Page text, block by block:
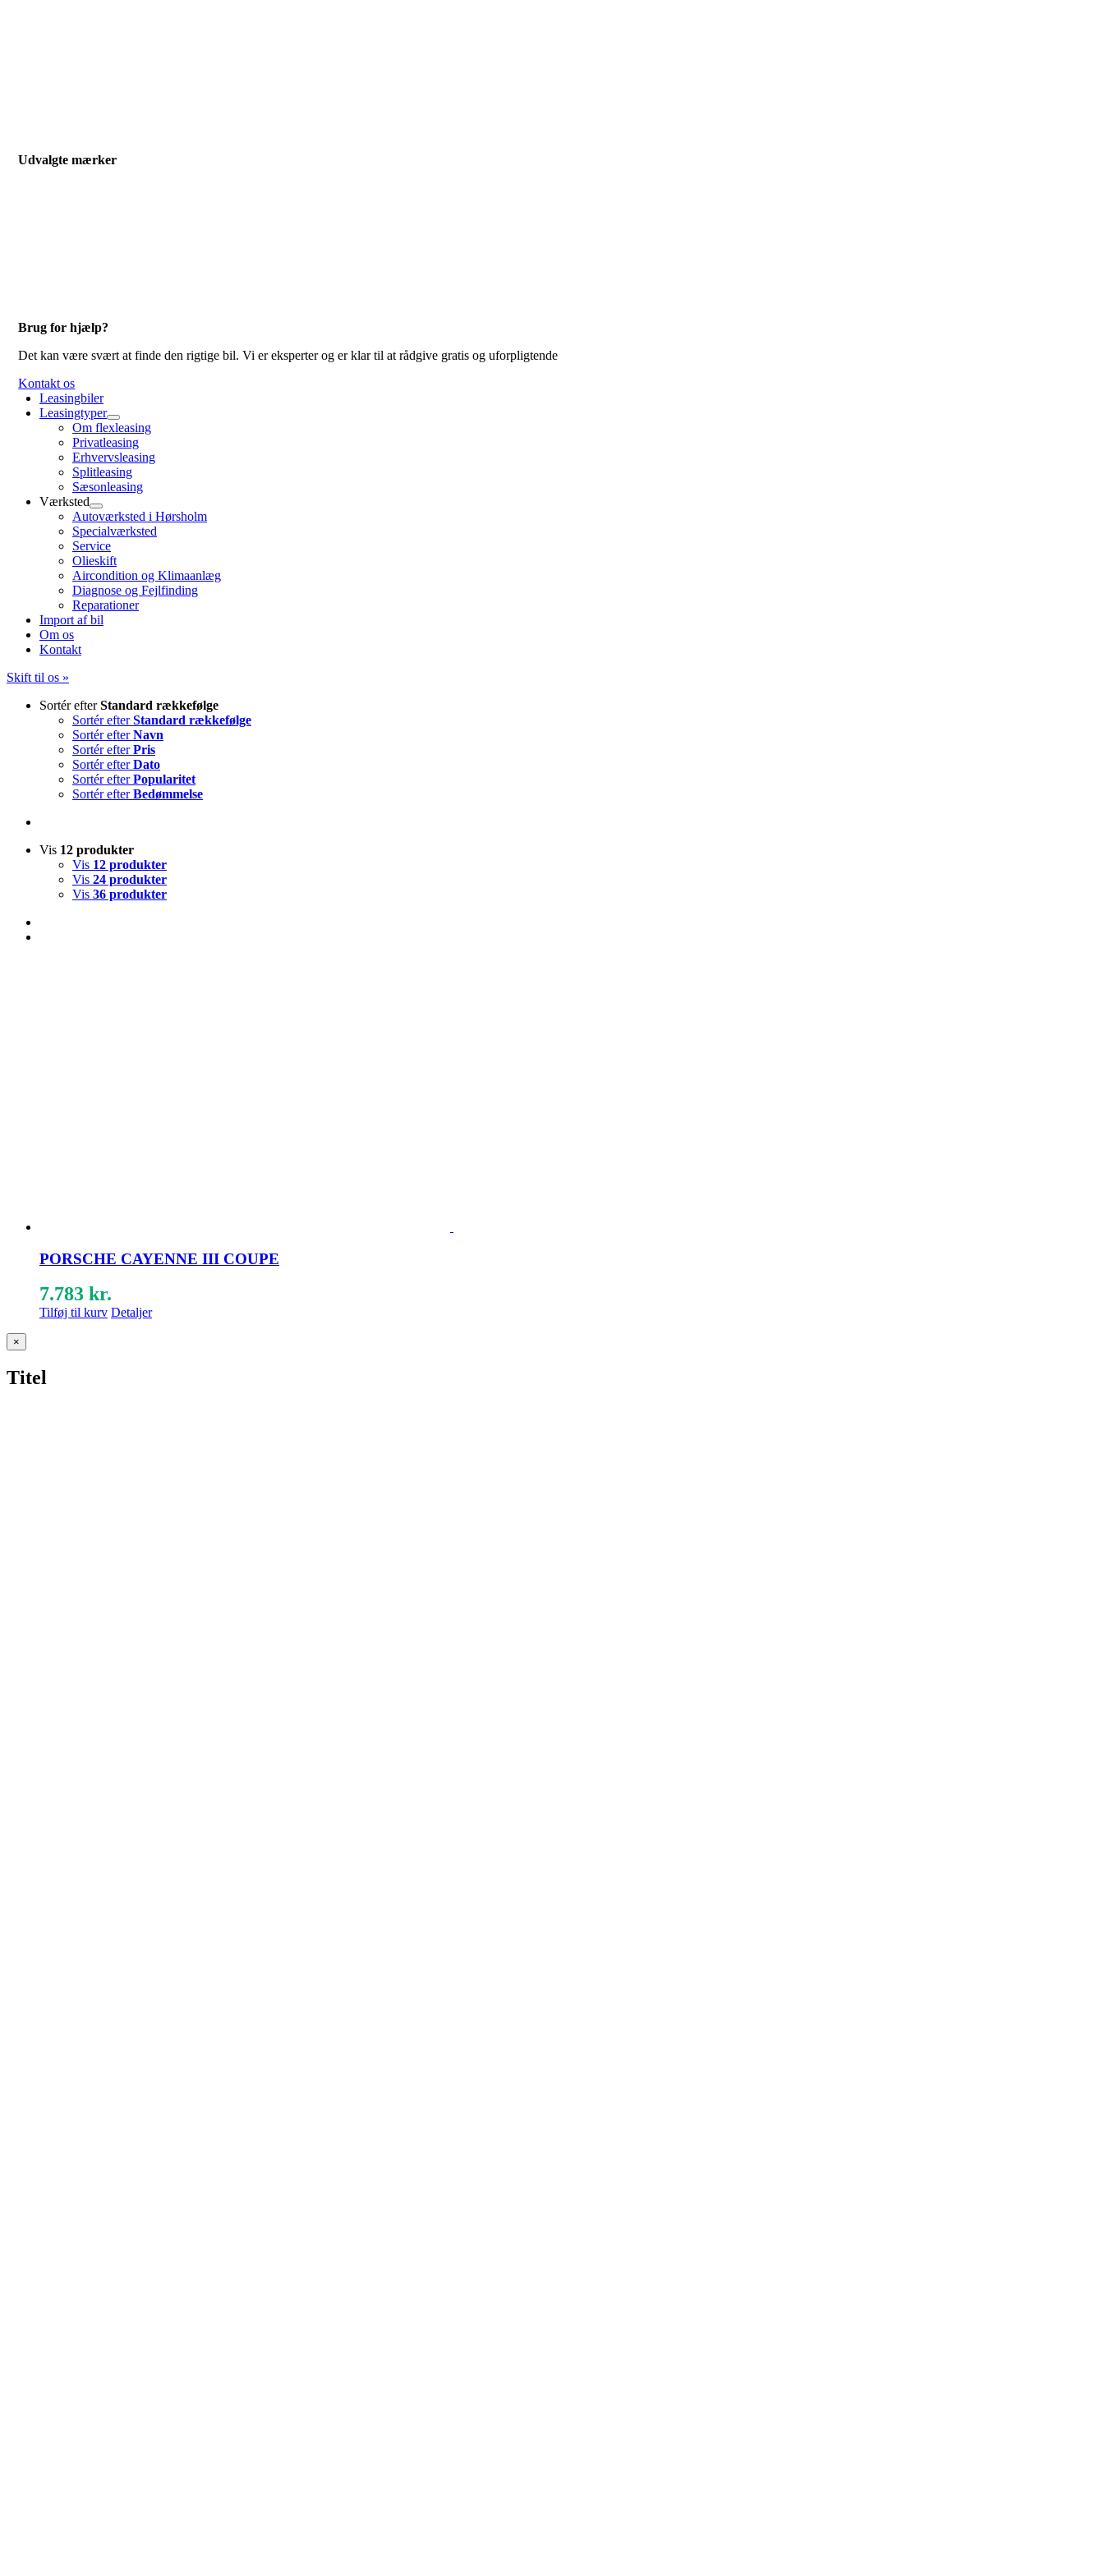
Udvalgte mærker
Brug for hjælp?
Det kan være svært at finde den rigtige bil. Vi er eksperter og er klar til at rådgive gratis og uforpligtende
Kontakt os
Leasingbiler
Leasingtyper
Om flexleasing
Privatleasing
Erhvervsleasing
Splitleasing
Sæsonleasing
Værksted
Autoværksted i Hørsholm
Specialværksted
Service
Olieskift
Aircondition og Klimaanlæg
Diagnose og Fejlfinding
Reparationer
Import af bil
Om os
Kontakt
Skift til os »
Sortér efterStandard rækkefølge
Sortér efterStandard rækkefølge
Sortér efterNavn
Sortér efterPris
Sortér efterDato
Sortér efterPopularitet
Sortér efterBedømmelse
Vis 12 produkter
Vis 12 produkter
Vis 24 produkter
Vis 36 produkter
PORSCHE CAYENNE III COUPE
7.783 kr.
Tilføj til kurv Detaljer
Close
product
view
×
Titel